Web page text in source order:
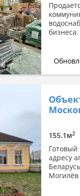
155.1м2
Готовый
адресу